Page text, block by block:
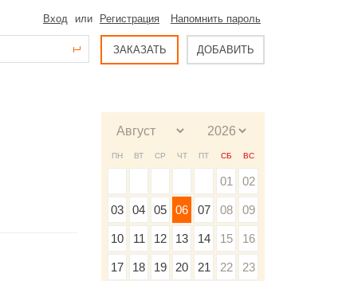
Вход или Регистрация Напомнить пароль
ЗАКАЗАТЬ ДОБАВИТЬ
ПН ВТ СР ЧТ ПТ СБ ВС
01 02
03 04 05 06 07 08 09
10 11 12 13 14 15 16
17 18 19 20 21 22 23